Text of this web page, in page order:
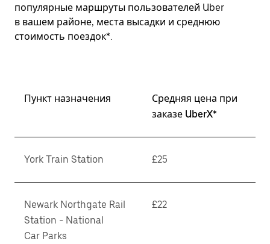
популярные маршруты пользователей Uber
в вашем районе, места высадки и среднюю
стоимость поездок*.
Пункт назначения
Средняя цена при
заказе UberX*
York Train Station £25
Newark Northgate Rail
Station - National
Car Parks
£22